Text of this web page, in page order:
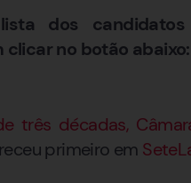
dos
no botão abaixo:
três décadas,
primeiro em